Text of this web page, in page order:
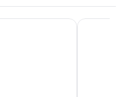
exceptional view, air con,
Grand Prix